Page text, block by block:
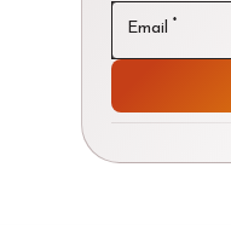
Email *